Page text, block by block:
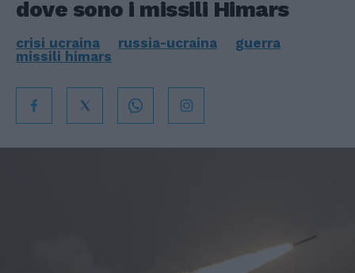
dove sono i missili Himars
crisi ucraina russia-ucraina
guerra
missili himars